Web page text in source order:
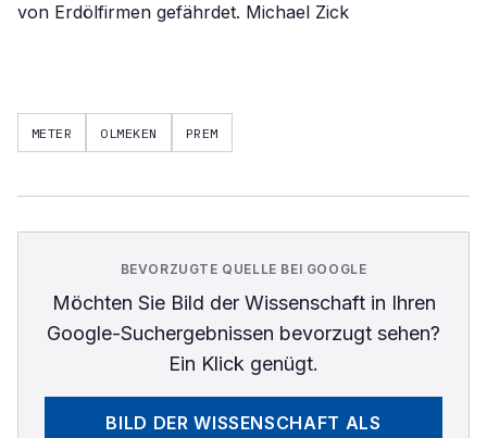
von Erdölfirmen gefährdet. Michael Zick
METER OLMEKEN PREM
BEVORZUGTE QUELLE BEI GOOGLE
Möchten Sie Bild der Wissenschaftin Ihren
Google-Suchergebnissen bevorzugt sehen?
Ein Klick genügt.
BILD DER WISSENSCHAFT ALS